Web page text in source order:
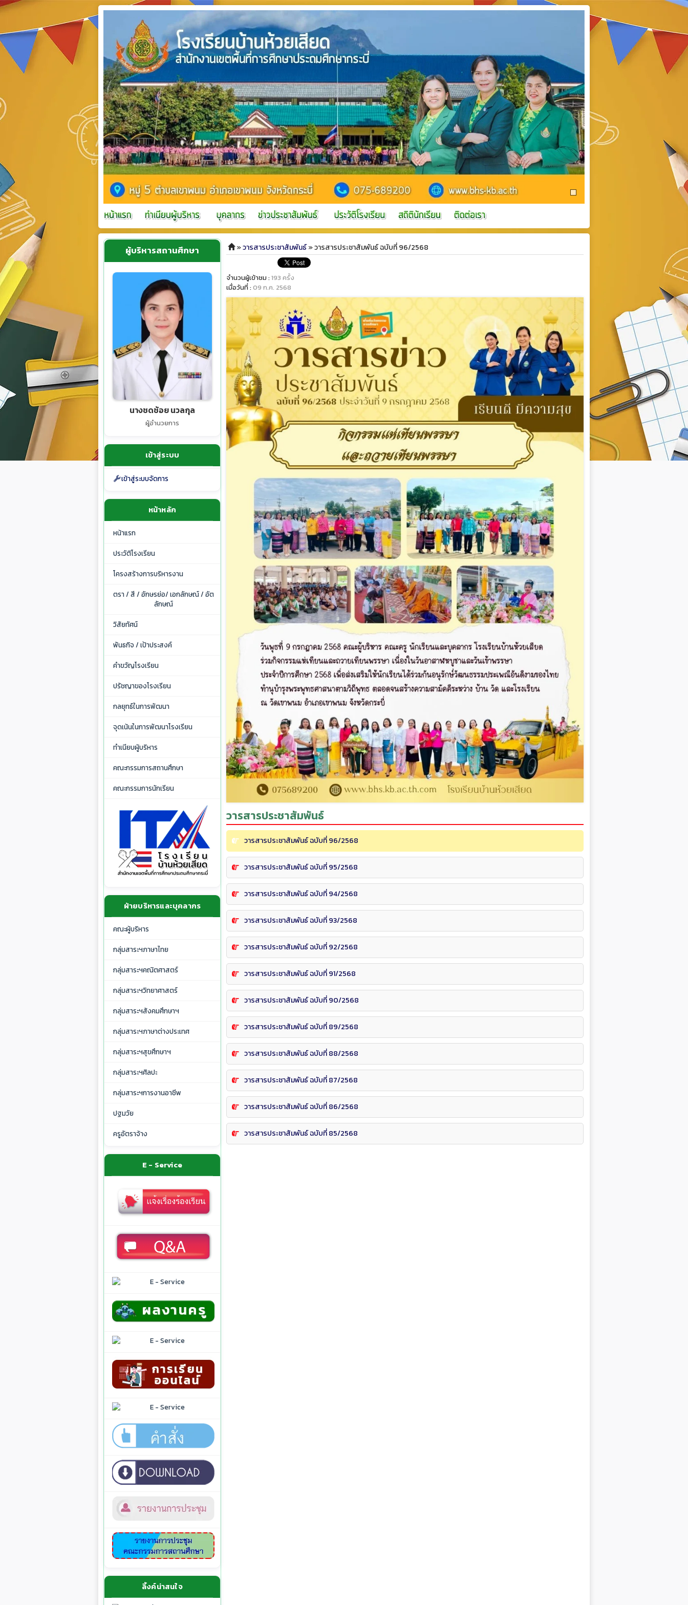
ผู้บริหารสถานศึกษา
นางชดช้อย นวลกุล
ผู้อำนวยการ
เข้าสู่ระบบ
เข้าสู่ระบบจัดการ
หน้าหลัก
หน้าแรก
ประวัติโรงเรียน
โครงสร้างการบริหารงาน
ตรา / สี / อักษรย่อ/ เอกลักษณ์ / อัต
ลักษณ์
วิสัยทัศน์
พันธกิจ / เป้าประสงค์
คำขวัญโรงเรียน
ปรัชญาของโรงเรียน
กลยุทธ์ในการพัฒนา
จุดเน้นในการพัฒนาโรงเรียน
ทำเนียบผู้บริหาร
คณะกรรมการสถานศึกษา
คณะกรรมการนักเรียน
ฝ่ายบริหารและบุคลากร
คณะผู้บริหาร
กลุ่มสาระฯภาษาไทย
กลุ่มสาระฯคณิตศาสตร์
กลุ่มสาระฯวิทยาศาสตร์
กลุ่มสาระฯสังคมศึกษาฯ
กลุ่มสาระฯภาษาต่างประเทศ
กลุ่มสาระฯสุขศึกษาฯ
กลุ่มสาระฯศิลปะ
กลุ่มสาระฯการงานอาชีพ
ปฐมวัย
ครูอัตราจ้าง
E - Service
ลิ้งค์น่าสนใจ
»วารสารประชาสัมพันธ์» วารสารประชาสัมพันธ์ ฉบับที่ 96/2568
จำนวนผู้เข้าชม :193 ครั้ง
เมื่อวันที่ :09 ก.ค. 2568
วารสารประชาสัมพันธ์
วารสารประชาสัมพันธ์ ฉบับที่ 96/2568
วารสารประชาสัมพันธ์ ฉบับที่ 95/2568
วารสารประชาสัมพันธ์ ฉบับที่ 94/2568
วารสารประชาสัมพันธ์ ฉบับที่ 93/2568
วารสารประชาสัมพันธ์ ฉบับที่ 92/2568
วารสารประชาสัมพันธ์ ฉบับที่ 91/2568
วารสารประชาสัมพันธ์ ฉบับที่ 90/2568
วารสารประชาสัมพันธ์ ฉบับที่ 89/2568
วารสารประชาสัมพันธ์ ฉบับที่ 88/2568
วารสารประชาสัมพันธ์ ฉบับที่ 87/2568
วารสารประชาสัมพันธ์ ฉบับที่ 86/2568
วารสารประชาสัมพันธ์ ฉบับที่ 85/2568